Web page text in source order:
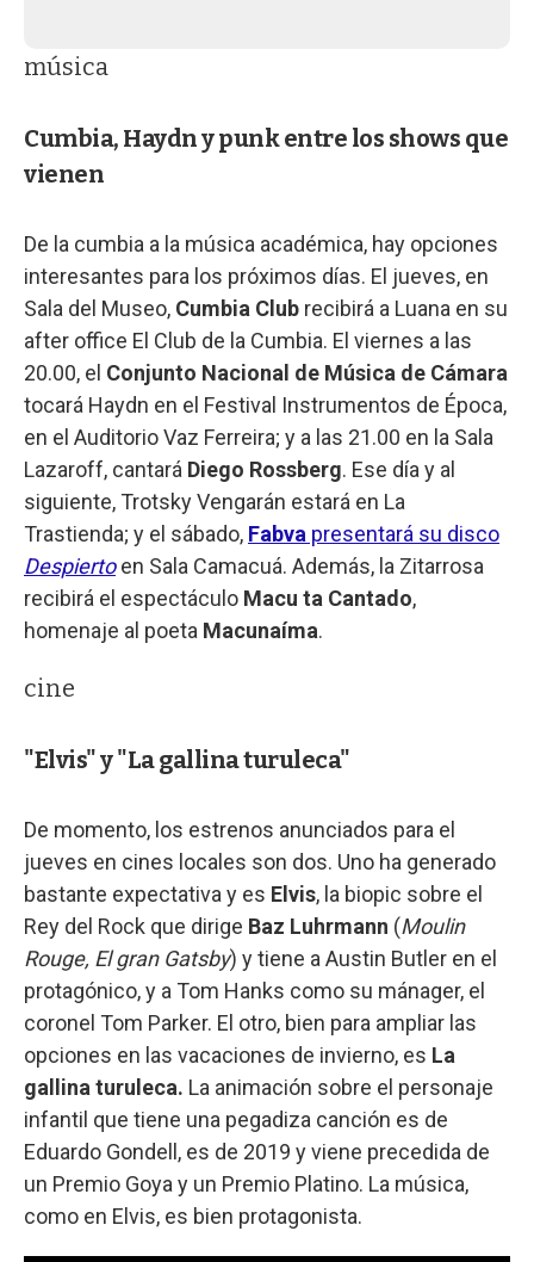
música
Cumbia, Haydn y punk entre los shows que
vienen
De la cumbia a la música académica, hay opciones
interesantes para los próximos días. El jueves, en
Sala del Museo, Cumbia Club recibirá a Luana en su
after office El Club de la Cumbia. El viernes a las
20.00, el Conjunto Nacional de Música de Cámara
tocará Haydn en el Festival Instrumentos de Época,
en el Auditorio Vaz Ferreira; y a las 21.00 en la Sala
Lazaroff, cantará Diego Rossberg. Ese día y al
siguiente, Trotsky Vengarán estará en La
Trastienda; y el sábado, Fabva presentará su disco
Despierto en Sala Camacuá. Además, la Zitarrosa
recibirá el espectáculo Macu ta Cantado,
homenaje al poeta Macunaíma.
cine
"Elvis" y "La gallina turuleca"
De momento, los estrenos anunciados para el
jueves en cines locales son dos. Uno ha generado
bastante expectativa y es Elvis, la biopic sobre el
Rey del Rock que dirige Baz Luhrmann (Moulin
Rouge, El gran Gatsby) y tiene a Austin Butler en el
protagónico, y a Tom Hanks como su mánager, el
coronel Tom Parker. El otro, bien para ampliar las
opciones en las vacaciones de invierno, es La
gallina turuleca. La animación sobre el personaje
infantil que tiene una pegadiza canción es de
Eduardo Gondell, es de 2019 y viene precedida de
un Premio Goya y un Premio Platino. La música,
como en Elvis, es bien protagonista.